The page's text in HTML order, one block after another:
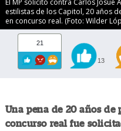
El MP solicitó contra Carlos Josué
estilistas de los Capitol, 20 años
en concurso real. (Foto: Wilder
21
13
Una pena de 20 años
concurso real fue